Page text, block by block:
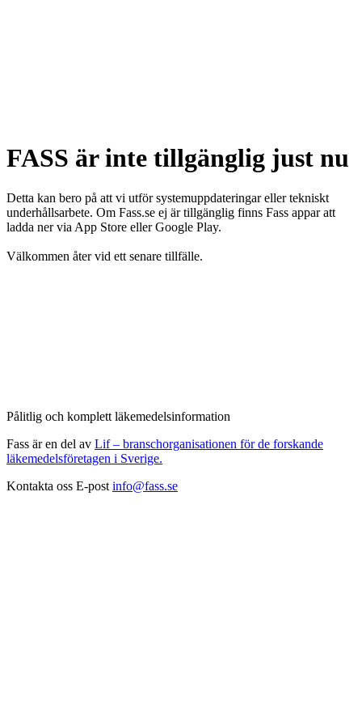
FASS är inte tillgänglig just nu
Detta kan bero på att vi utför systemuppdateringar eller tekniskt
underhållsarbete. Om Fass.se ej är tillgänglig finns Fass appar att
ladda ner via App Store eller Google Play.
Välkommen åter vid ett senare tillfälle.
Pålitlig och komplett läkemedelsinformation
Fass är en del av Lif – branschorganisationen för de forskande
läkemedelsföretagen i Sverige.
Kontakta oss E-post info@fass.se